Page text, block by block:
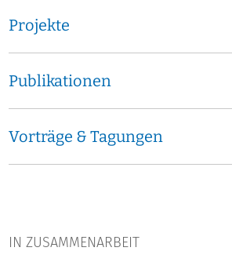
Projekte
Publikationen
Vorträge & Tagungen
IN ZUSAMMENARBEIT